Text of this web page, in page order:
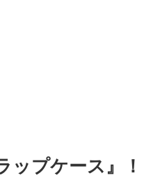
ップケース』！